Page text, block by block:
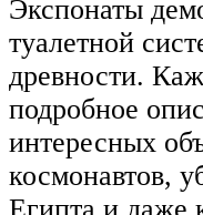
Экспонаты
туалетной
древности.
подробное
интересных
космонавтов,